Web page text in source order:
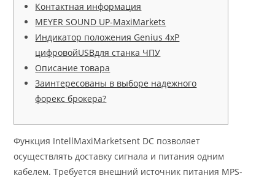
Контактная информация
MEYER SOUND UP-MaxiMarkets
Индикатор положения Genius 4xP
цифровойUSBдля станка ЧПУ
Описание товара
Заинтересованы в выборе надежного
форекс брокера?
Функция IntellMaxiMarketsent DC позволяет
осуществлять доставку сигнала и питания одним
кабелем. Требуется внешний источник питания MPS-